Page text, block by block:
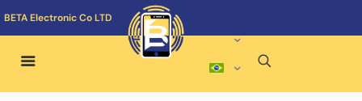
BETA Electronic Co LTD